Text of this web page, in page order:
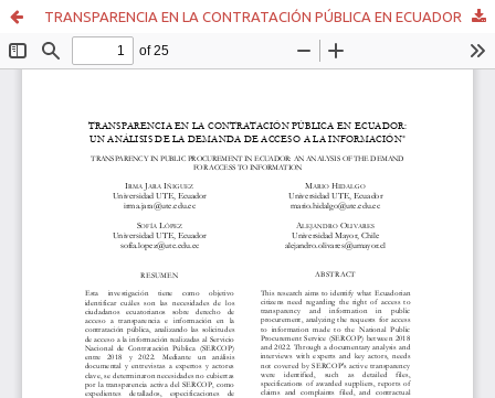
TRANSPARENCIA EN LA CONTRATACIÓN PÚBLICA EN ECUADOR: UN ANÁLISIS DE LA DEMANDA DE ACCESO A LA INFORMACIÓN